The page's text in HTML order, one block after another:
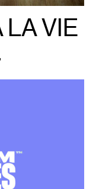
LA VIE